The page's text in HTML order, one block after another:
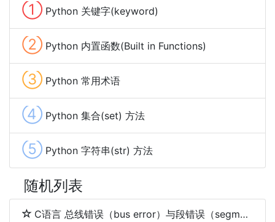
① Python 关键字(keyword)
② Python 内置函数(Built in Functions)
③ Python 常用术语
④ Python 集合(set) 方法
⑤ Python 字符串(str) 方法
随机列表
C语言 总线错误（bus error）与段错误（segmentation fault）